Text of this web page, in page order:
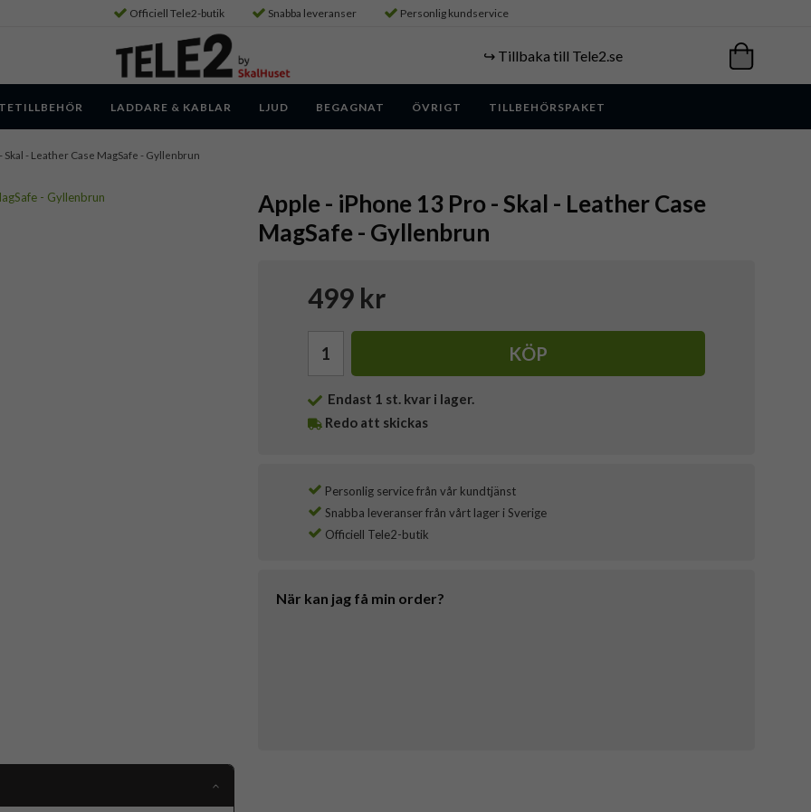
Officiell Tele2-butik Snabba leveranser Personlig kundservice
↪️ Tillbaka till Tele2.se
LADDARE & KABLAR LJUD BEGAGNAT ÖVRIGT TILLBEHÖRSPAKET
Skal - Leather Case MagSafe - Gyllenbrun
Apple - iPhone 13 Pro - Skal - Leather Case
MagSafe - Gyllenbrun
499 kr
KÖP
Endast 1 st. kvar i lager.
Redo att skickas
Personlig service från vår kundtjänst
Snabba leveranser från vårt lager i Sverige
Officiell Tele2-butik
När kan jag få min order?